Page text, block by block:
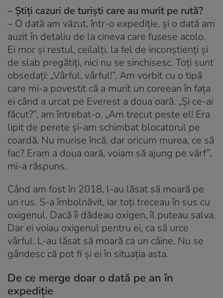
– Știți cazuri de turiști care au murit pe rută?
– O dată am văzut, într-o expediție, și o dată am
auzit în detaliu de la cineva care fusese acolo.
Ei mor și restul, ceilalți, la fel de inconștienți și
de slab pregătiți, nici nu se sinchisesc. Toți sunt
obsedați: „Vârful, vârful!”. Am vorbit cu o tipă
care mi-a povestit că a murit un coreean în fața
ei când a urcat pe Everest a doua oară. „Și ce-ai
făcut?”, am întrebat-o. „Am trecut peste el! Era
lipit de perete și-am schimbat blocatorul pe
coardă. Nu murise încă, dar oricum murea, ce să
fac? Eram a doua oară, voiam să ajung pe vârf”,
mi-a răspuns.
Când am fost în 2018, l-au lăsat să moară pe
un rus. S-a îmbolnăvit, iar toți treceau în sus cu
oxigenul. Dacă îi dădeau oxigen, îl puteau salva.
Dar ei voiau oxigenul pentru ei, ca să urce
vârful. L-au lăsat să moară ca un câine. Nu se
gândesc că pot fi și ei în situația asta.
De ce merge doar o dată pe an în
expediție